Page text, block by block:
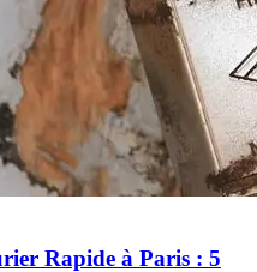
Rapide à Paris : 5